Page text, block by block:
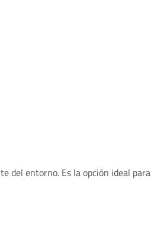
del entorno. Es la opción ideal para